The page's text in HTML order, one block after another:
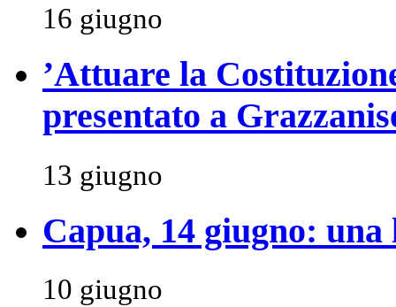
16 giugno
’Attuare la
presentato a
13 giugno
Capua, 14 giugno:
10 giugno